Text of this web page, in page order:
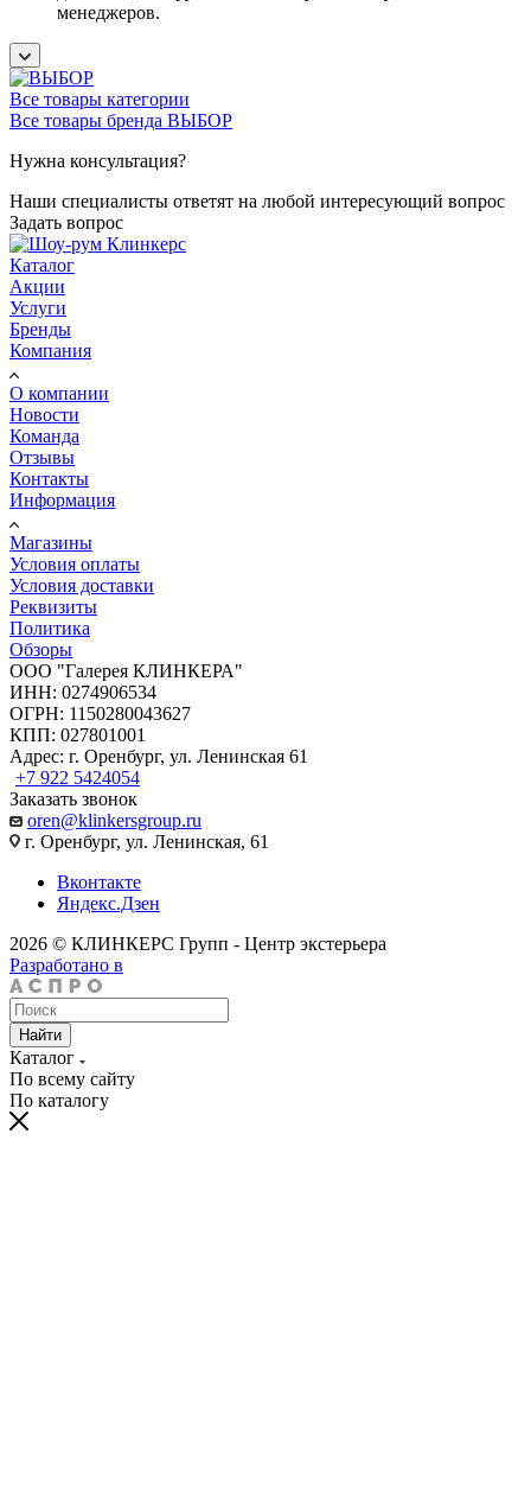
менеджеров.
Все товары категории
Все товары бренда ВЫБОР
Нужна консультация?
Наши специалисты ответят на любой интересующий вопрос
Задать вопрос
Каталог
Акции
Услуги
Бренды
Компания
О компании
Новости
Команда
Отзывы
Контакты
Информация
Магазины
Условия оплаты
Условия доставки
Реквизиты
Политика
Обзоры
ООО "Галерея КЛИНКЕРА"
ИНН: 0274906534
ОГРН: 1150280043627
КПП: 027801001
Адрес: г. Оренбург, ул. Ленинская 61
+7 922 5424054
Заказать звонок
oren@klinkersgroup.ru
г. Оренбург, ул. Ленинская, 61
Вконтакте
Яндекс.Дзен
2026 © КЛИНКЕРС Групп - Центр экстерьера
Разработано в
Найти
Каталог
По всему сайту
По каталогу